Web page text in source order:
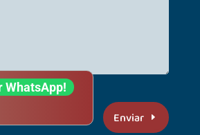
laPolítica de Privacidad
Enviar
WhatsApp!